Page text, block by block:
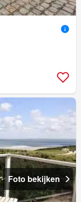
Foto bekijken